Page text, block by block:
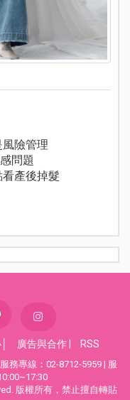
險管理
問題
產後掉髮
廣告與合作| RSS
務專線：02-8712-5959 | 服
版權所有，禁止擅自轉貼